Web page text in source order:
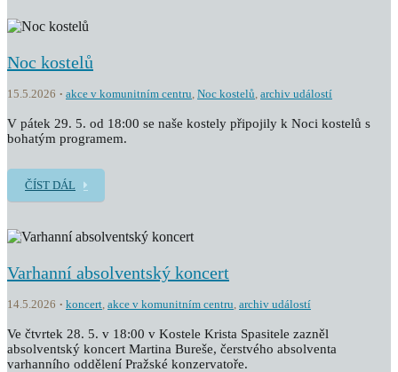
Noc kostelů
15.5.2026 akce v komunitním centru, Noc kostelů, archiv událostí
V pátek 29. 5. od 18:00 se naše kostely připojily k Noci kostelů s
bohatým programem.
ČÍST DÁL
Varhanní absolventský koncert
14.5.2026 koncert, akce v komunitním centru, archiv událostí
Ve čtvrtek 28. 5. v 18:00 v Kostele Krista Spasitele zazněl
absolventský koncert Martina Bureše, čerstvého absolventa
varhanního oddělení Pražské konzervatoře.